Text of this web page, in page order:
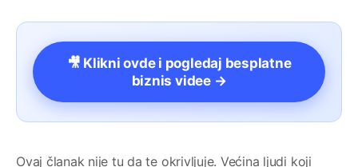
🎥 Klikni ovde i pogledaj besplatne
biznis videe →
Ovaj članak nije tu da te okrivljuje. Većina ljudi koji